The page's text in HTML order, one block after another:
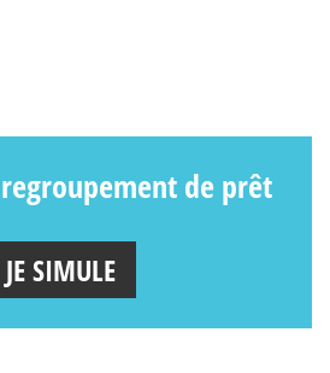
de prêt
JE SIMULE